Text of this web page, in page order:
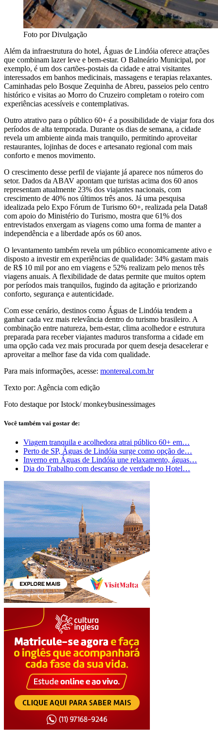
Foto por Divulgação
Além da infraestrutura do hotel, Águas de Lindóia oferece atrações
que combinam lazer leve e bem-estar. O Balneário Municipal, por
exemplo, é um dos cartões-postais da cidade e atrai visitantes
interessados em banhos medicinais, massagens e terapias relaxantes.
Caminhadas pelo Bosque Zequinha de Abreu, passeios pelo centro
histórico e visitas ao Morro do Cruzeiro completam o roteiro com
experiências acessíveis e contemplativas.
Outro atrativo para o público 60+ é a possibilidade de viajar fora dos
períodos de alta temporada. Durante os dias de semana, a cidade
revela um ambiente ainda mais tranquilo, permitindo aproveitar
restaurantes, lojinhas de doces e artesanato regional com mais
conforto e menos movimento.
O crescimento desse perfil de viajante já aparece nos números do
setor. Dados da ABAV apontam que turistas acima dos 60 anos
representam atualmente 23% dos viajantes nacionais, com
crescimento de 40% nos últimos três anos. Já uma pesquisa
idealizada pelo Expo Fórum de Turismo 60+, realizada pela Data8
com apoio do Ministério do Turismo, mostra que 61% dos
entrevistados enxergam as viagens como uma forma de manter a
independência e a liberdade após os 60 anos.
O levantamento também revela um público economicamente ativo e
disposto a investir em experiências de qualidade: 34% gastam mais
de R$ 10 mil por ano em viagens e 52% realizam pelo menos três
viagens anuais. A flexibilidade de datas permite que muitos optem
por períodos mais tranquilos, fugindo da agitação e priorizando
conforto, segurança e autenticidade.
Com esse cenário, destinos como Águas de Lindóia tendem a
ganhar cada vez mais relevância dentro do turismo brasileiro. A
combinação entre natureza, bem-estar, clima acolhedor e estrutura
preparada para receber viajantes maduros transforma a cidade em
uma opção cada vez mais procurada por quem deseja desacelerar e
aproveitar a melhor fase da vida com qualidade.
Para mais informações, acesse: montereal.com.br
Texto por: Agência com edição
Foto destaque por Istock/ monkeybusinessimages
Você também vai gostar de:
Viagem tranquila e acolhedora atrai público 60+ em…
Perto de SP, Águas de Lindóia surge como opção de…
Inverno em Águas de Lindóia une relaxamento, águas…
Dia do Trabalho com descanso de verdade no Hotel…